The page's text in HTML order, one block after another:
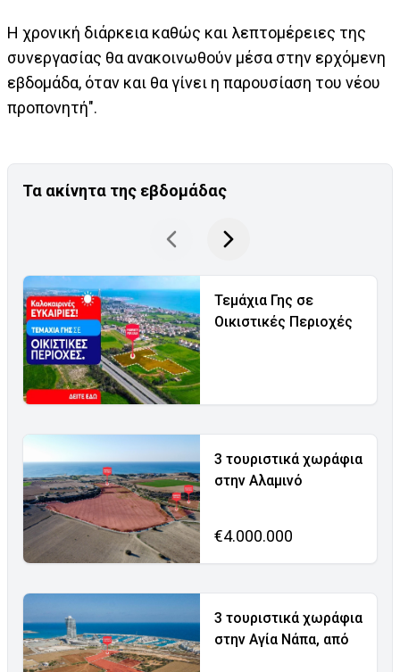
Η χρονική διάρκεια καθώς και λεπτομέρειες της
συνεργασίας θα ανακοινωθούν μέσα στην ερχόμενη
εβδομάδα, όταν και θα γίνει η παρουσίαση του νέου
προπονητή".
Τα ακίνητα της εβδομάδας
Τεμάχια Γης σε
Οικιστικές Περιοχές
3 τουριστικά χωράφια
στην Αλαμινό
€4.000.000
3 τουριστικά χωράφια
στην Αγία Νάπα, από